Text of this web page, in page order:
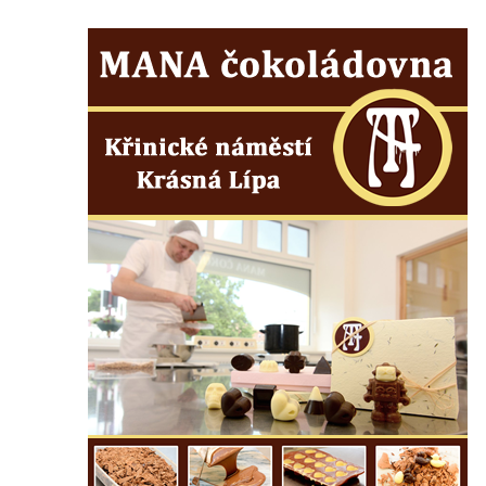
Centrální kříž na starém hřbitově ve
Vilémově
Kříž u kostela Nanebevzetí Panny Marie na
křížové cestě ve Vilémově
Kříž u cesty mezi Růžovou a Kamenickou
Kříž u severní zdi kostela Nalezení svatého
Kříže ve Frýdlantu
Kříž na Křížové cestě na Křížovém vrchu ve
Frýdlantu
Centrální kříž hřbitova ve Sloupu v Čechách
Kříž u koryta náhonu na Chřibské Kamenici
Kříž na Strážném vrchu v Rumburku